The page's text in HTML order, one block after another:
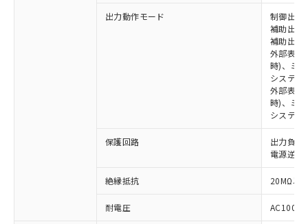
出力動作モード
制御出力
補助出力
補助出力
外部表示
時)、ミ
システム
外部表示
時)、ミ
システム
保護回路
出力負荷
電源逆接
絶縁抵抗 20MΩ以
耐電圧
ご利用条件
以下の条件をお読みいただき、同意のうえ
本サービスは、当社制御機器事業取扱
有に対応した製品に切り替える予定のある
非含有に非対応の商品で、対応品を出す予
調査・確認中：EU RoHS指令（10物質）の